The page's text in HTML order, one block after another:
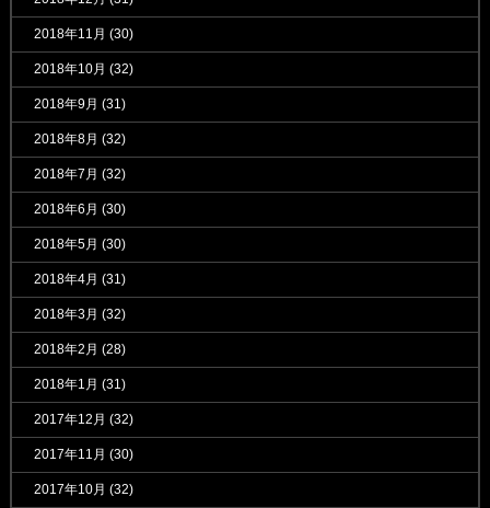
2018年11月 (30)
2018年10月 (32)
2018年9月 (31)
2018年8月 (32)
2018年7月 (32)
2018年6月 (30)
2018年5月 (30)
2018年4月 (31)
2018年3月 (32)
2018年2月 (28)
2018年1月 (31)
2017年12月 (32)
2017年11月 (30)
2017年10月 (32)